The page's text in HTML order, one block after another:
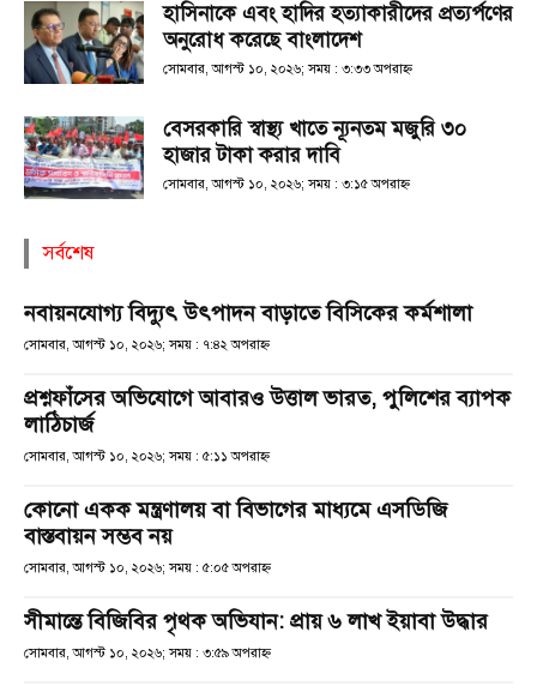
হাসিনাকে এবং হা‌দির হত্যাকারীদের প্রত্যর্পণের
অনুরোধ করেছে বাংলাদেশ
সোমবার, আগস্ট ১০, ২০২৬; সময় : ৩:৩৩ অপরাহ্ণ
বেসরকারি স্বাস্থ্য খাতে ন্যূনতম মজুরি ৩০
হাজার টাকা করার দাবি
সোমবার, আগস্ট ১০, ২০২৬; সময় : ৩:১৫ অপরাহ্ণ
সর্বশেষ
নবায়নযোগ্য বিদ্যুৎ উৎপাদন বাড়াতে বিসিকের কর্মশালা
সোমবার, আগস্ট ১০, ২০২৬; সময় : ৭:৪২ অপরাহ্ণ
প্রশ্নফাঁসের অভিযোগে আবারও উত্তাল ভারত, পুলিশের ব্যাপক
লাঠিচার্জ
সোমবার, আগস্ট ১০, ২০২৬; সময় : ৫:১১ অপরাহ্ণ
কোনো একক মন্ত্রণালয় বা বিভাগের মাধ্যমে এসডিজি
বাস্তবায়ন সম্ভব নয়
সোমবার, আগস্ট ১০, ২০২৬; সময় : ৫:০৫ অপরাহ্ণ
সীমান্তে বিজিবির পৃথক অভিযান: প্রায় ৬ লাখ ইয়াবা উদ্ধার
সোমবার, আগস্ট ১০, ২০২৬; সময় : ৩:৫৯ অপরাহ্ণ